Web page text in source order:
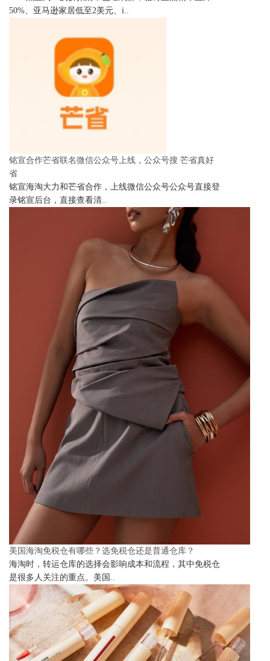
50%、亚马逊家居低至2美元、i..
铭宣合作芒省联名微信公众号上线，公众号搜 芒省真好
省
铭宣海淘大力和芒省合作，上线微信公众号公众号直接登
录铭宣后台，直接查看清..
美国海淘免税仓有哪些？选免税仓还是普通仓库？
海淘时，转运仓库的选择会影响成本和流程，其中免税仓
是很多人关注的重点。美国..